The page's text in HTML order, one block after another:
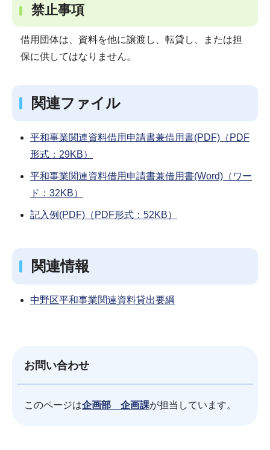
禁止事項
借用団体は、資料を他に譲渡し、転貸し、または担
保に供してはなりません。
関連ファイル
平和事業関連資料借用申請書兼借用書(PDF)（PDF
形式：29KB）
平和事業関連資料借用申請書兼借用書(Word)（ワー
ド：32KB）
記入例(PDF)（PDF形式：52KB）
関連情報
中野区平和事業関連資料貸出要綱
お問い合わせ
このページは企画部 企画課が担当しています。